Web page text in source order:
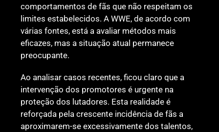
comportamentos de fãs que não respeitam os
limites estabelecidos. A WWE, de acordo com
várias fontes, está a avaliar métodos mais
eficazes, mas a situação atual permanece
preocupante.
Ao analisar casos recentes, ficou claro que a
intervenção dos promotores é urgente na
proteção dos lutadores. Esta realidade é
reforçada pela crescente incidência de fãs a
aproximarem-se excessivamente dos talentos,